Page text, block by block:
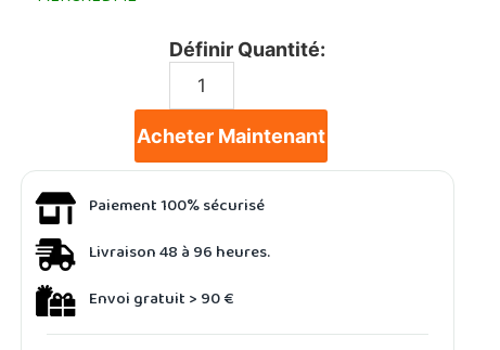
Définir Quantité:
Acheter Maintenant
Paiement 100% sécurisé
Livraison 48 à 96 heures.
Envoi gratuit > 90 €